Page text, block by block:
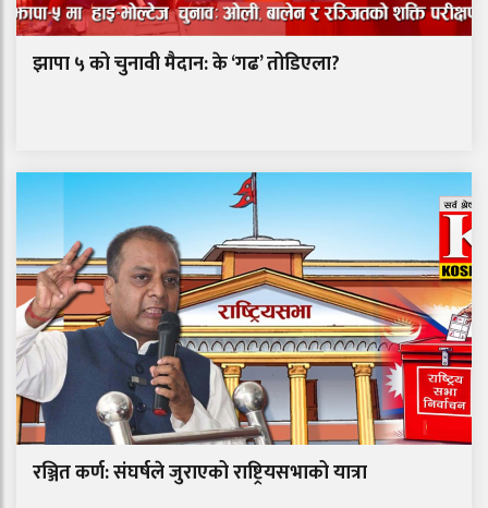
झापा ५ को चुनावी मैदान: के ‘गढ’ तोडिएला?
रञ्जित कर्ण: संघर्षले जुराएको राष्ट्रियसभाको यात्रा